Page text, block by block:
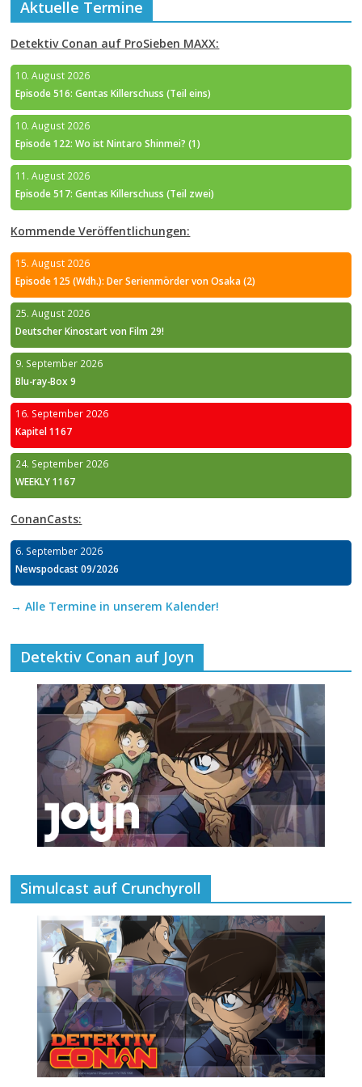
Aktuelle Termine
Detektiv Conan auf ProSieben MAXX:
10. August 2026
Episode 516: Gentas Killerschuss (Teil eins)
10. August 2026
Episode 122: Wo ist Nintaro Shinmei? (1)
11. August 2026
Episode 517: Gentas Killerschuss (Teil zwei)
Kommende Veröffentlichungen:
15. August 2026
Episode 125 (Wdh.): Der Serienmörder von Osaka (2)
25. August 2026
Deutscher Kinostart von Film 29!
9. September 2026
Blu-ray-Box 9
16. September 2026
Kapitel 1167
24. September 2026
WEEKLY 1167
ConanCasts:
6. September 2026
Newspodcast 09/2026
→ Alle Termine in unserem Kalender!
Detektiv Conan auf Joyn
Simulcast auf Crunchyroll